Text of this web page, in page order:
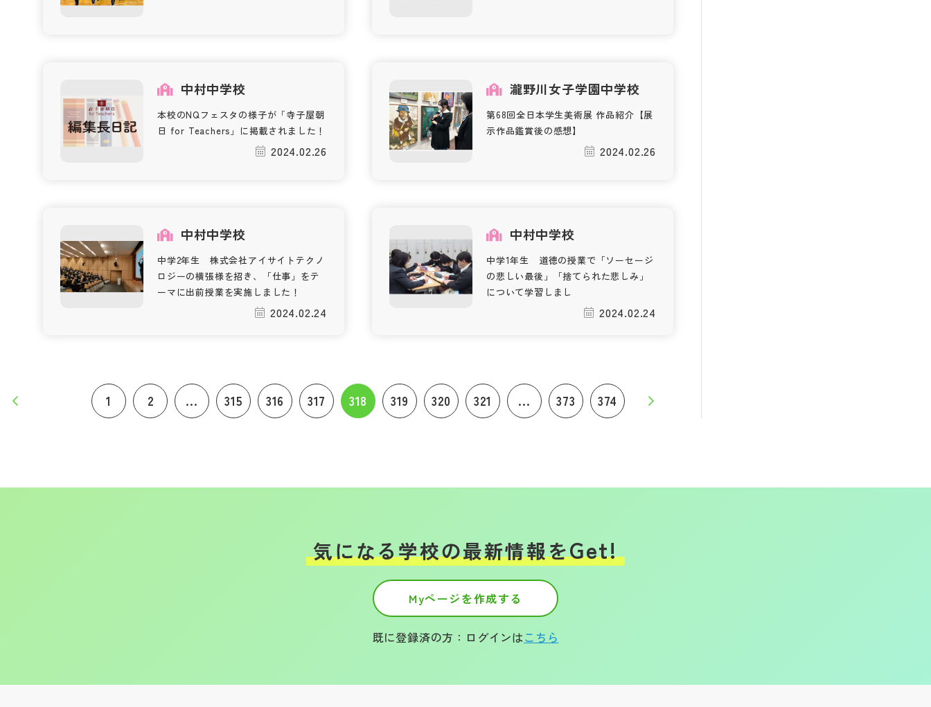
中村中学校
本校のNQフェスタの様子が「寺子屋朝
日 for Teachers」に掲載されました！
2024.02.26
瀧野川女子学園中学校
第68回全日本学生美術展 作品紹介【展
示作品鑑賞後の感想】
2024.02.26
中村中学校
中学2年生 株式会社アイサイトテクノ
ロジーの横張様を招き、「仕事」をテ
ーマに出前授業を実施しました！
2024.02.24
中村中学校
中学1年生 道徳の授業で「ソーセージ
の悲しい最後」「捨てられた悲しみ」
について学習しまし
2024.02.24
1 2 ... 315 316 317 318 319 320 321 ... 373 374
気になる学校の最新情報をGet!
Myページを作成する
既に登録済の方：ログインはこちら